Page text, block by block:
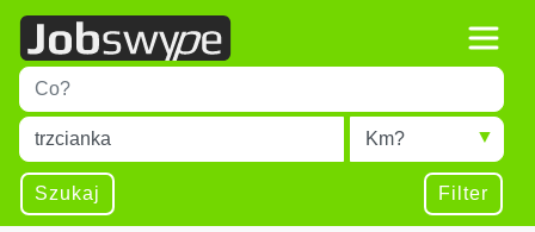
Title
Type 1 or more characters for results.
Miejscowość
Type 1 or more characters for results.
Radius
Szukaj Filter